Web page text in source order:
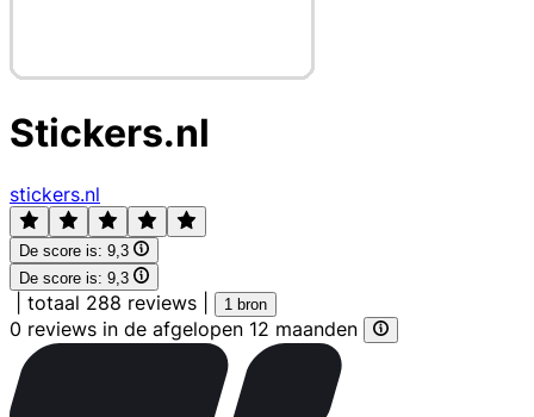
Stickers.nl
stickers.nl
De score is: 9,3
De score is: 9,3
totaal 288 reviews 1 bron
0 reviews in de afgelopen 12 maanden